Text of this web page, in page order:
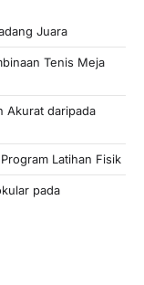
Juara
Tenis Meja
Akurat daripada
Latihan Fisik
pada